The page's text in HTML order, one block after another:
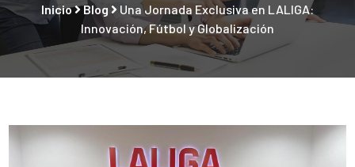
Inicio Blog
Una Jornada Exclusiva en LALIGA:
Innovación, Fútbol y Globalización